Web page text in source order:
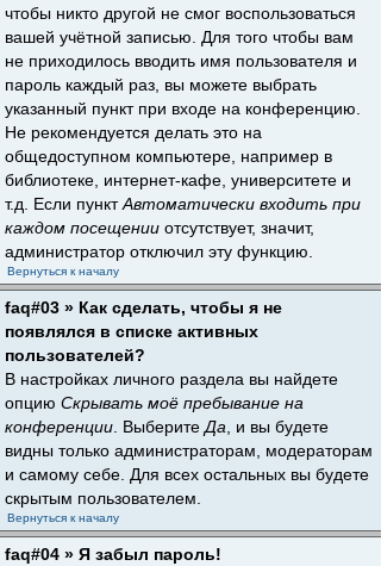
чтобы никто другой не смог воспользоваться
вашей учётной записью. Для того чтобы вам
не приходилось вводить имя пользователя и
пароль каждый раз, вы можете выбрать
указанный пункт при входе на конференцию.
Не рекомендуется делать это на
общедоступном компьютере, например в
библиотеке, интернет-кафе, университете и
т.д. Если пунктАвтоматически входить при
каждом посещении отсутствует, значит,
администратор отключил эту функцию.
Вернуться к началу
faq#03 » Как сделать, чтобы я не
появлялся в списке активных
пользователей?
В настройках личного раздела вы найдете
опцию Скрывать моё пребывание на
конференции . Выберите Да , и вы будете
видны только администраторам, модераторам
и самому себе. Для всех остальных вы будете
скрытым пользователем.
Вернуться к началу
faq#04 » Я забыл пароль!